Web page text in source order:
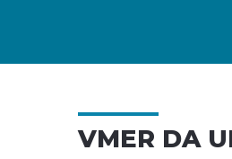
VMER DA